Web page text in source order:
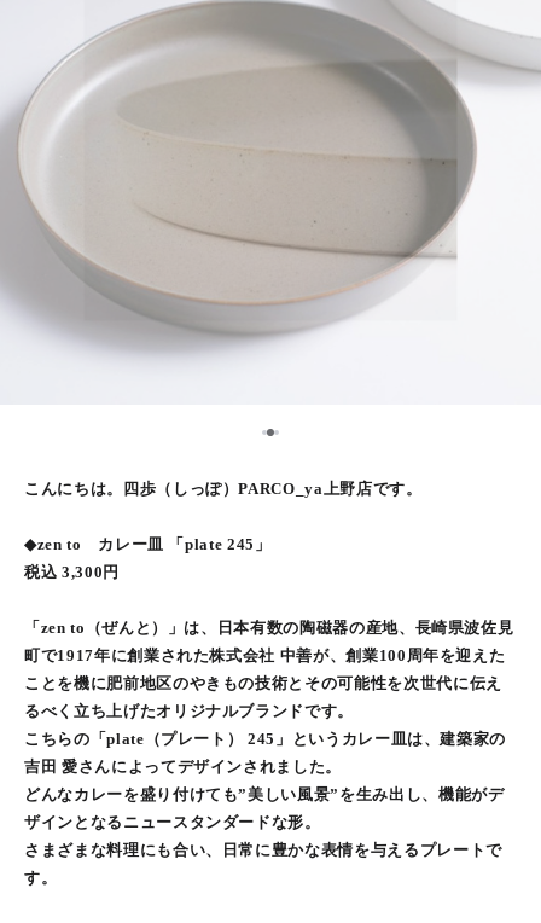
12
こんにちは。四歩（しっぽ）PARCO_ya上野店です。
◆zen to カレー皿 「plate 245」
税込 3,300円
「zen to（ぜんと）」は、日本有数の陶磁器の産地、長崎県波佐見
町で1917年に創業された株式会社 中善が、創業100周年を迎えた
ことを機に肥前地区のやきもの技術とその可能性を次世代に伝え
るべく立ち上げたオリジナルブランドです。
こちらの「plate（プレート） 245」というカレー皿は、建築家の
吉田 愛さんによってデザインされました。
どんなカレーを盛り付けても”美しい風景”を生み出し、機能がデ
ザインとなるニュースタンダードな形。
さまざまな料理にも合い、日常に豊かな表情を与えるプレートで
す。